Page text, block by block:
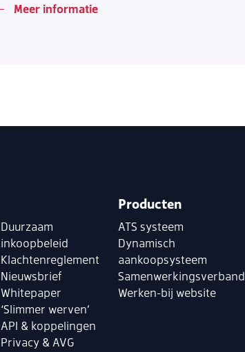
Meer informatie
Duurzaam
inkoopbeleid
Klachtenreglement
Nieuwsbrief
Whitepaper
‘Slimmer werven’
API & koppelingen
Privacy & AVG
Producten
ATS systeem
Dynamisch
aankoopsysteem
Samenwerkingsverband
Werken-bij website